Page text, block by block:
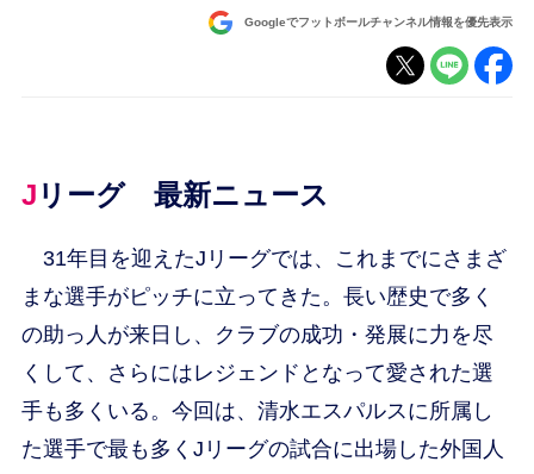
Googleでフットボールチャンネル情報を優先表示
Jリーグ 最新ニュース
31年目を迎えたJリーグでは、これまでにさまざ
まな選手がピッチに立ってきた。長い歴史で多く
の助っ人が来日し、クラブの成功・発展に力を尽
くして、さらにはレジェンドとなって愛された選
手も多くいる。今回は、清水エスパルスに所属し
た選手で最も多くJリーグの試合に出場した外国人